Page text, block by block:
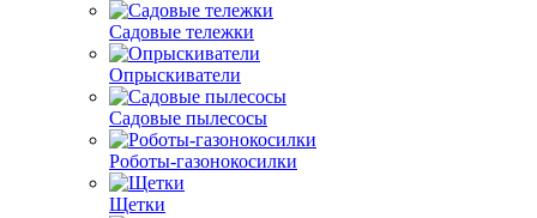
Садовые тележки
Опрыскиватели
Садовые пылесосы
Роботы-газонокосилки
Щетки